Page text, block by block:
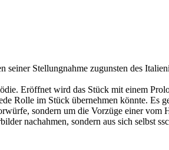
Stellungnahme zugunsten des
Eröffnet wird das Stück mit einem
Rolle im Stück übernehmen könnte.
sondern um die Vorzüge einer
nachahmen, sondern aus sich selbst